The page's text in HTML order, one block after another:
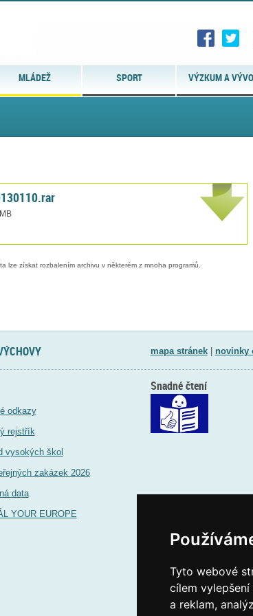
Tyto webové
cílem
a reklam,
MLÁDEŽ SPORT VÝZKUM A
lze získat rozbalením archivu v některém z mnoha programů.
mapa stránek| novinky
odkazy
rejstřík
vysokých škol
zakázek 2026
data
YOUR EUROPE
Snadné čtení